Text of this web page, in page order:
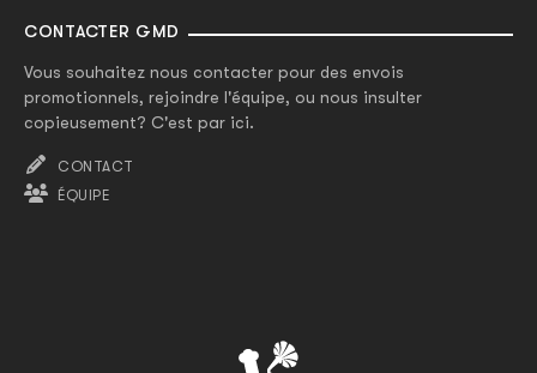
CONTACTER GMD
Vous souhaitez nous contacter pour des envois
promotionnels, rejoindre l'équipe, ou nous insulter
copieusement? C'est par ici.
CONTACT
ÉQUIPE